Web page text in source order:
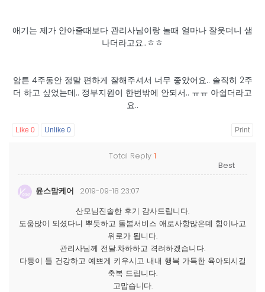
애기는 제가 안아줄때보다 관리사님이랑 놀때 얼마나 잘웃더니 샘
나더라고요..ㅎㅎ
암튼 4주동안 정말 편하게 잘해주셔서 너무 좋았어요.. 솔직히 2주
더 하고 싶었는데.. 정부지원이 한번밖에 안되서.. ㅠㅠ 아쉽더라고
요..
Like 0 Unlike 0 Print
Total Reply 1
윤스맘케어 2019-09-18 23:07
산모님진솔한 후기 감사드립니다.
도움많이 되셨다니 뿌듯하고 돌봄서비스 애로사항많은데 힘이나고
위로가 됩니다.
관리사님께 전달.차하하고 격려하겠습니다.
다둥이 들 건강하고 예쁘게 키우시고 내내 행복 가득한 육아되시길
축복 드립니다.
고맙습니다.